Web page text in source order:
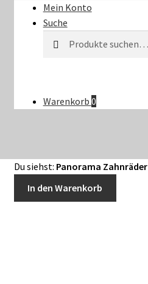
Mein Konto
Suche
nach:
Warenkorb 0
Du siehst: Panorama Zahnräder
In den Warenkorb